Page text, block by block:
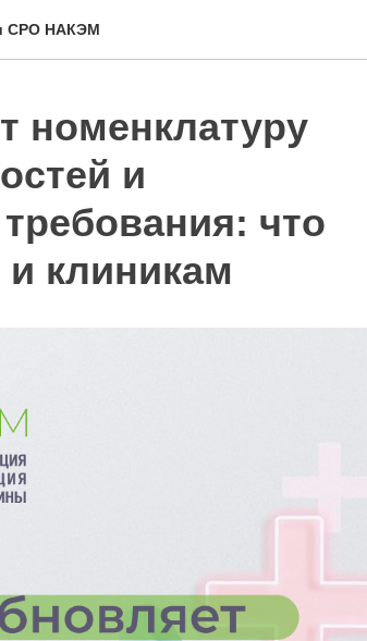
СРО НАКЭМ
номенклатуру
и
что
клиникам